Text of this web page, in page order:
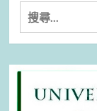
搜
尋
關
鍵